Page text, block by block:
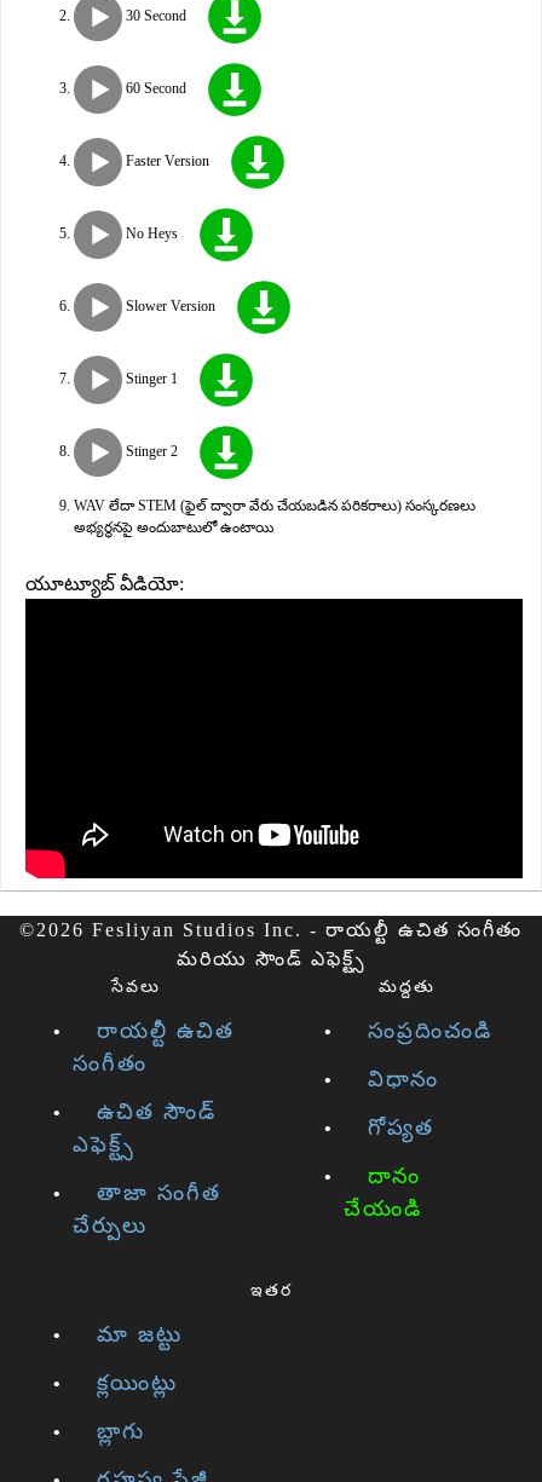
30 Second
60 Second
Faster Version
No Heys
Slower Version
Stinger 1
Stinger 2
WAV లేదా STEM (ఫైల్ ద్వారా వేరు చేయబడిన పరికరాలు) సంస్కరణలు
అభ్యర్థనపై అందుబాటులో ఉంటాయి
యూట్యూబ్ వీడియో:
©2026 Fesliyan Studios Inc. - రాయల్టీ ఉచిత సంగీతం
మరియు సౌండ్ ఎఫెక్ట్స్
సేవలు
రాయల్టీ ఉచిత
సంగీతం
ఉచిత సౌండ్
ఎఫెక్ట్స్
తాజా సంగీత
చేర్పులు
మద్దతు
సంప్రదించండి
విధానం
గోప్యత
దానం
చేయండి
ఇతర
మా జట్టు
క్లయింట్లు
బ్లాగు